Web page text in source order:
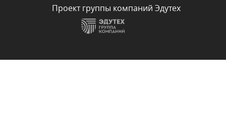
Проект группы компаний Эдутех